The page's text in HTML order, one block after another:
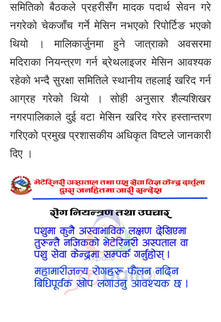
समितिको बैठकले प्रहरीसँग मादक पदार्थ सेवन गरे
नगरेको चेकजाँच गर्ने मेसिन नभएको रिपोर्टिङ भएको
थियो । मालिकार्जुनमा हुने जात्राको अवसरमा
मदिराका नियन्त्रण गर्न ब्रेथलाइजर मेसिन आवश्यक
रहेको भन्दै सुरक्षा समितिले स्थानीय तहलाई खरिद गर्न
आग्रह गरेको थियो । सोही अनुसार शैल्यशिखर
नगरपालिकाले दुई वटा मेसिन खरिद गरेर हस्तान्तरण
गरिएको प्रमुख प्रशासकीय अधिकृत विष्टले जानकारी
दिए ।